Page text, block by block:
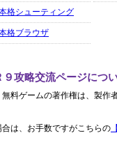
格シューティング
格ブラウザ
攻略交流ページにつ
料ゲームの著作権は、製作
は、お手数ですがこちらの